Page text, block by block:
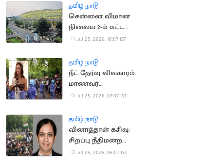
தமிழ் நாடு
சென்னை விமான
நிலைய 2-ம் கட்ட
விரிவாக்க பணிகள்
Jul 25, 2026, 10:07 IST
தமிழ் நாடு
நீட் தேர்வு விவகாரம்:
மாணவர்
போராட்டத்திற்கு 'மிஸ்
ஆதரவு
Jul 25, 2026, 07:07 IST
தமிழ் நாடு
வினாத்தாள் கசிவு:
சிறப்பு நீதிமன்ற
நீதிபதியாக அனு
Jul 25, 2026, 06:07 IST